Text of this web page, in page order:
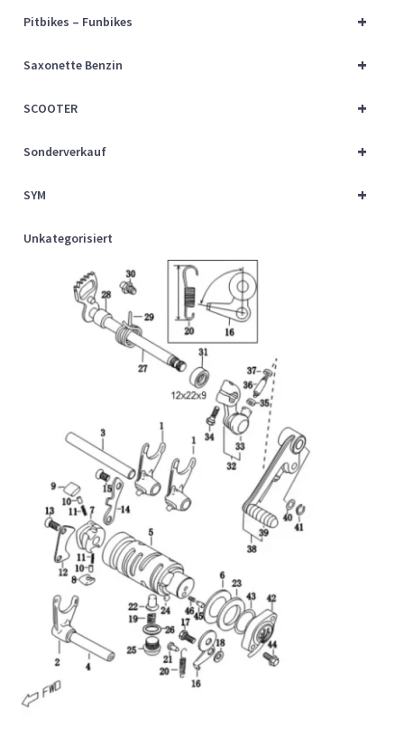
+
Pitbikes – Funbikes
+
Saxonette Benzin
+
SCOOTER
+
Sonderverkauf
+
SYM
Unkategorisiert